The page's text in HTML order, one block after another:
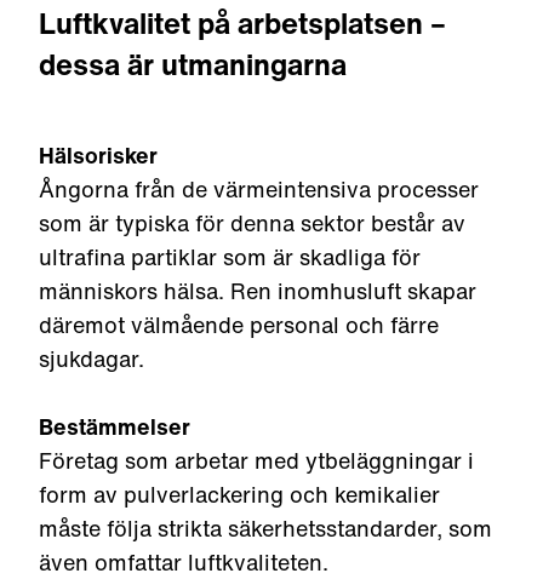
Luftkvalitet på arbetsplatsen –
dessa är utmaningarna
Hälsorisker
Ångorna från de värmeintensiva processer
som är typiska för denna sektor består av
ultrafina partiklar som är skadliga för
människors hälsa. Ren inomhusluft skapar
däremot välmående personal och färre
sjukdagar.
Bestämmelser
Företag som arbetar med ytbeläggningar i
form av pulverlackering och kemikalier
måste följa strikta säkerhetsstandarder, som
även omfattar luftkvaliteten.